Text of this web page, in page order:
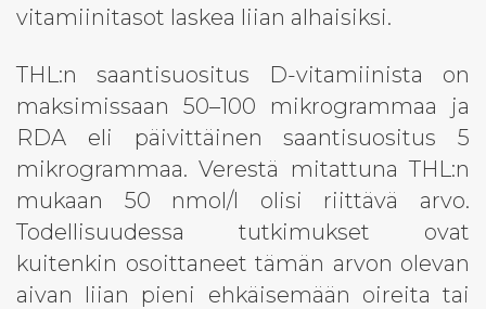
vitamiinitasot laskea liian alhaisiksi.
THL:n saantisuositus D-vitamiinista on
maksimissaan 50–100 mikrogrammaa ja
RDA eli päivittäinen saantisuositus 5
mikrogrammaa. Verestä mitattuna THL:n
mukaan 50 nmol/l olisi riittävä arvo.
Todellisuudessa tutkimukset ovat
kuitenkin osoittaneet tämän arvon olevan
aivan liian pieni ehkäisemään oireita tai